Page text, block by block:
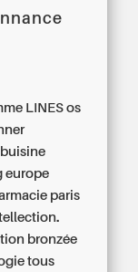
LINES os
europe
paris
bronzée
tous